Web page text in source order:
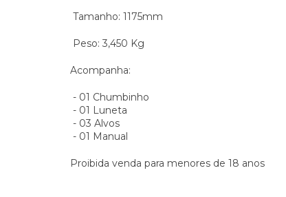
Tamanho: 1175mm
Peso: 3,450 Kg
Acompanha:
- 01 Chumbinho
- 01 Luneta
- 03 Alvos
- 01 Manual
Proibida venda para menores de 18 anos